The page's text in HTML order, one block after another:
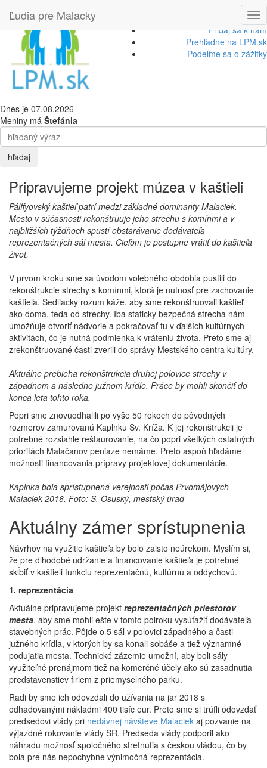
Ľudia pre Malacky
Krátke správy
Obedové menu
Pridaj sa k nám
Prehľadne na LPM.sk
Podeľme sa o zážitky
Dnes je 07.08.2026
Meniny má Štefánia
Pripravujeme projekt múzea v kaštieli
Pálffyovský kaštieľ patrí medzi základné dominanty Malaciek.
Mesto v súčasnosti rekonštruuje jeho strechu s komínmi a v
najbližších týždňoch spustí obstarávanie dodávateľa
reprezentačných sál mesta. Cieľom je postupne vrátiť do kaštieľa
život.
V prvom kroku sme sa úvodom volebného obdobia pustili do
rekonštrukcie strechy s komínmi, ktorá je nutnosť pre zachovanie
kaštieľa. Sedliacky rozum káže, aby sme rekonštruovali kaštieľ
ako doma, teda od strechy. Iba staticky bezpečná strecha nám
umožňuje otvoriť nádvorie a pokračovať tu v ďalších kultúrnych
aktivitách, čo je nutná podmienka k vráteniu života. Preto sme aj
zrekonštruované časti zverili do správy Mestského centra kultúry.
Aktuálne prebieha rekonštrukcia druhej polovice strechy v
západnom a následne južnom krídle. Práce by mohli skončiť do
konca leta tohto roka.
Popri sme znovuodhalili po vyše 50 rokoch do pôvodných
rozmerov zamurovanú Kaplnku Sv. Kríža. K jej rekonštrukcii je
potrebné rozsiahle reštaurovanie, na čo popri všetkých ostatných
prioritách Malačanov peniaze nemáme. Preto aspoň hľadáme
možnosti financovania prípravy projektovej dokumentácie.
Kaplnka bola sprístupnená verejnosti počas Prvomájových
Malaciek 2016. Foto: S. Osuský, mestský úrad
Aktuálny zámer sprístupnenia
Návrhov na využitie kaštieľa by bolo zaisto neúrekom. Myslím si,
že pre dlhodobé udržanie a financovanie kaštieľa je potrebné
skĺbiť v kaštieli funkciu reprezentačnú, kultúrnu a oddychovú.
1. reprezentácia
Aktuálne pripravujeme projekt reprezentačných priestorov
mesta, aby sme mohli ešte v tomto polroku vysúťažiť dodávateľa
stavebných prác. Pôjde o 5 sál v polovici západného a časti
južného krídla, v ktorých by sa konali sobáše a tiež významné
podujatia mesta. Technické zázemie umožní, aby boli sály
využiteľné prenájmom tiež na komerčné účely ako sú zasadnutia
predstavenstiev firiem z priemyselného parku.
Radi by sme ich odovzdali do užívania na jar 2018 s
odhadovanými nákladmi 400 tisíc eur. Preto sme si trúfli odovzdať
predsedovi vlády pri nedávnej návšteve Malaciek aj pozvanie na
výjazdné rokovanie vlády SR. Predseda vlády podporil ako
náhradu možnosť spoločného stretnutia s českou vládou, čo by
bola pre nás nepochybne výnimočná reprezentácia.